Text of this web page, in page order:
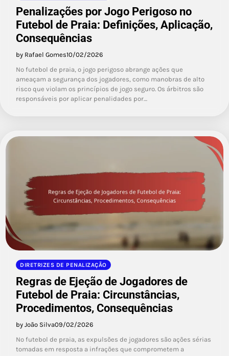
Penalizações por Jogo Perigoso no
Futebol de Praia: Definições, Aplicação,
Consequências
by Rafael Gomes10/02/2026
No futebol de praia, o jogo perigoso abrange ações que
ameaçam a segurança dos jogadores, como manobras de alto
risco que violam os princípios de jogo seguro. Os árbitros são
responsáveis por aplicar penalidades por…
DIRETRIZES DE PENALIZAÇÃO
Regras de Ejeção de Jogadores de
Futebol de Praia: Circunstâncias,
Procedimentos, Consequências
by João Silva09/02/2026
No futebol de praia, as expulsões de jogadores são ações sérias
tomadas em resposta a infrações que comprometem a